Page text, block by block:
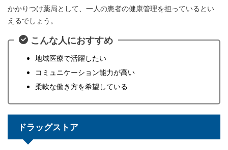
かかりつけ薬局として、一人の患者の健康管理を担っているとい
えるでしょう。
こんな人におすすめ
地域医療で活躍したい
コミュニケーション能力が高い
柔軟な働き方を希望している
ドラッグストア